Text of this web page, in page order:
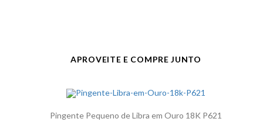
APROVEITE E COMPRE JUNTO
Pingente Pequeno de Libra em Ouro 18K P621